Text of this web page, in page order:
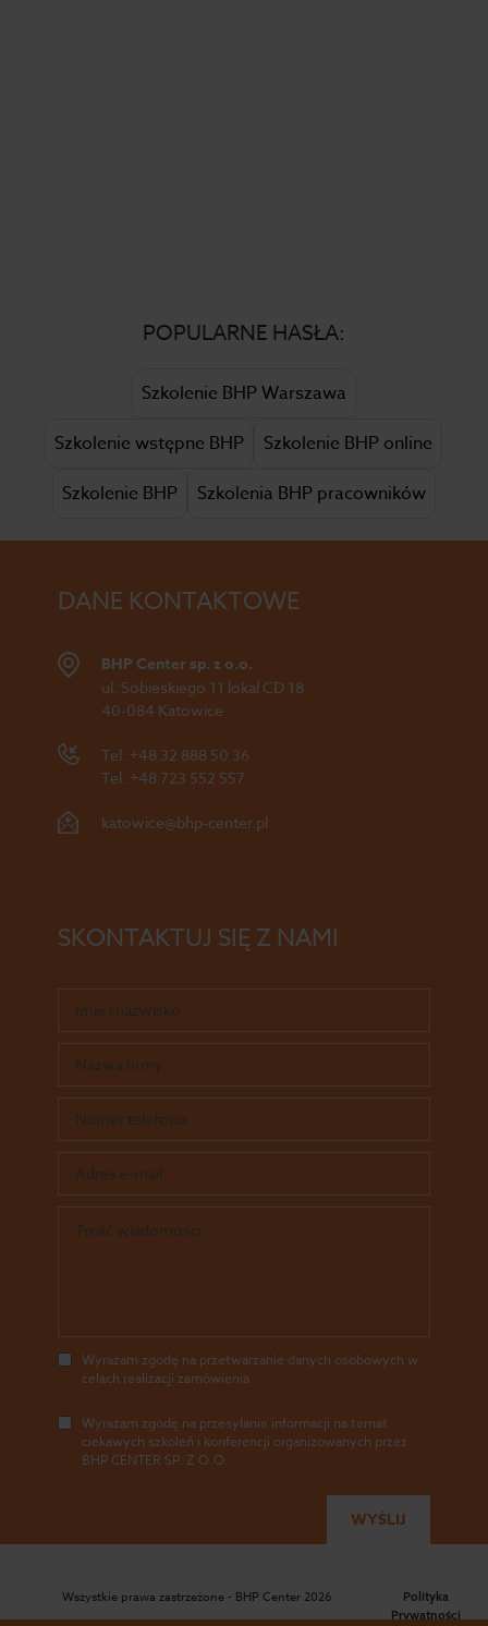
POPULARNE HASŁA:
Szkolenie BHP Warszawa
Szkolenie wstępne BHP
Szkolenie BHP online
Szkolenie BHP
Szkolenia BHP pracowników
DANE KONTAKTOWE
BHP Center sp. z o.o.
ul. Sobieskiego 11 lokal CD 18
40-084 Katowice
Tel. +48 32 888 50 36
Tel. +48 723 552 557
katowice@bhp-center.pl
SKONTAKTUJ SIĘ Z NAMI
Wyrażam zgodę na przetwarzanie danych osobowych w
celach realizacji zamówienia
Wyrażam zgodę na przesyłanie informacji na temat
ciekawych szkoleń i konferencji organizowanych przez
BHP CENTER SP. Z O.O.
Wszystkie prawa zastrzeżone - BHP Center 2026
Polityka
Prywatności